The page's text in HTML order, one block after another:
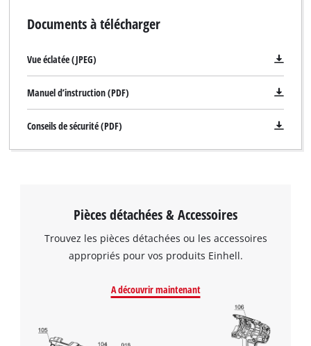
Documents à télécharger
Vue éclatée (JPEG)
Manuel d’instruction (PDF)
Conseils de sécurité (PDF)
Pièces détachées & Accessoires
Trouvez les pièces détachées ou les accessoires
appropriés pour vos produits Einhell.
A découvrir maintenant